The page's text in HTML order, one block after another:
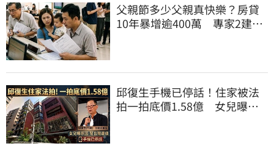
父親節多少父親真快樂？房貸
10年暴增逾400萬 專家2建議
邱復生手機已停話！住家被法
拍一拍底價1.58億 女兒曝原